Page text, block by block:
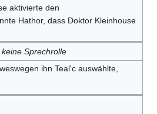
aktivierte den
Hathor, dass Doktor Kleinhouse
keine Sprechrolle
ihn Teal'c auswählte,